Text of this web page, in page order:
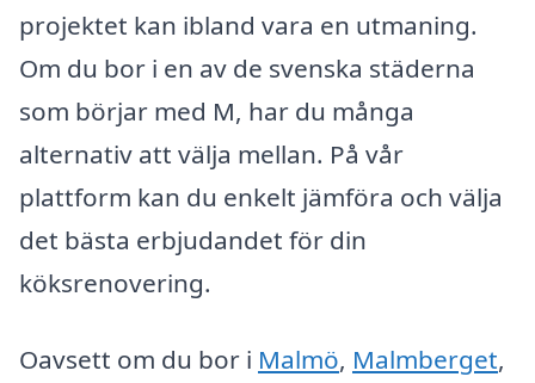
projektet kan ibland vara en utmaning.
Om du bor i en av de svenska städerna
som börjar med M, har du många
alternativ att välja mellan. På vår
plattform kan du enkelt jämföra och välja
det bästa erbjudandet för din
köksrenovering.
Oavsett om du bor i Malmö, Malmberget,